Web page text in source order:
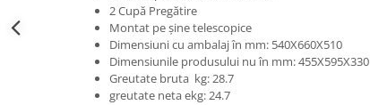
2 Cupă Pregătire
Montat pe șine telescopice
Dimensiuni cu ambalaj în mm: 540X660X510
Dimensiunile produsului nu în mm: 455X595X330
Greutate bruta kg: 28.7
greutate neta ekg: 24.7